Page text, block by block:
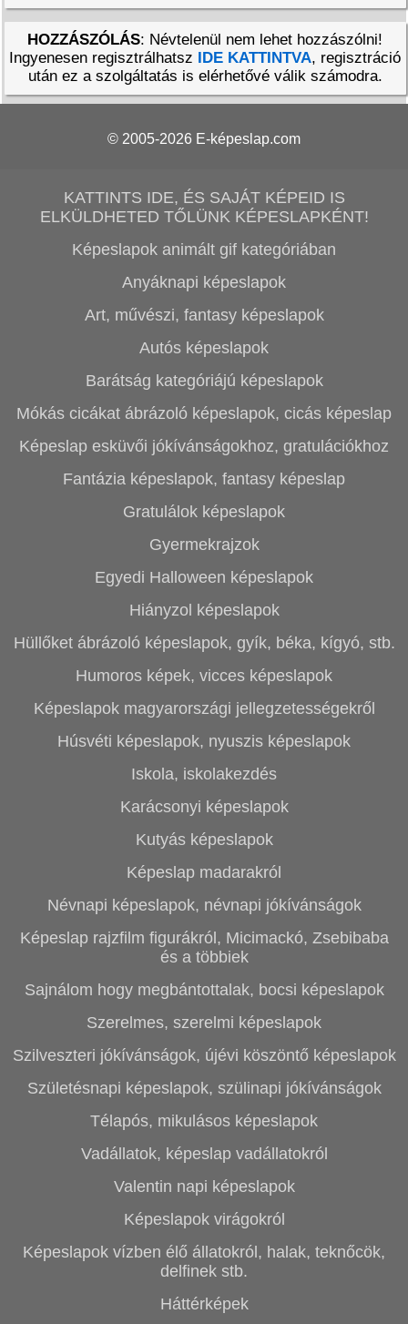
HOZZÁSZÓLÁS: Névtelenül nem lehet hozzászólni!
Ingyenesen regisztrálhatsz IDE KATTINTVA, regisztráció
után ez a szolgáltatás is elérhetővé válik számodra.
© 2005-2026 E-képeslap.com
KATTINTS IDE, ÉS SAJÁT KÉPEID IS
ELKÜLDHETED TŐLÜNK KÉPESLAPKÉNT!
Képeslapok animált gif kategóriában
Anyáknapi képeslapok
Art, művészi, fantasy képeslapok
Autós képeslapok
Barátság kategóriájú képeslapok
Mókás cicákat ábrázoló képeslapok, cicás képeslap
Képeslap esküvői jókívánságokhoz, gratulációkhoz
Fantázia képeslapok, fantasy képeslap
Gratulálok képeslapok
Gyermekrajzok
Egyedi Halloween képeslapok
Hiányzol képeslapok
Hüllőket ábrázoló képeslapok, gyík, béka, kígyó, stb.
Humoros képek, vicces képeslapok
Képeslapok magyarországi jellegzetességekről
Húsvéti képeslapok, nyuszis képeslapok
Iskola, iskolakezdés
Karácsonyi képeslapok
Kutyás képeslapok
Képeslap madarakról
Névnapi képeslapok, névnapi jókívánságok
Képeslap rajzfilm figurákról, Micimackó, Zsebibaba
és a többiek
Sajnálom hogy megbántottalak, bocsi képeslapok
Szerelmes, szerelmi képeslapok
Szilveszteri jókívánságok, újévi köszöntő képeslapok
Születésnapi képeslapok, szülinapi jókívánságok
Télapós, mikulásos képeslapok
Vadállatok, képeslap vadállatokról
Valentin napi képeslapok
Képeslapok virágokról
Képeslapok vízben élő állatokról, halak, teknőcök,
delfinek stb.
Háttérképek